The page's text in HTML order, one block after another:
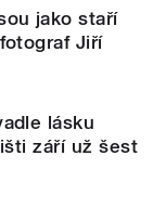
jako staří
Jiří
lásku
září už šest